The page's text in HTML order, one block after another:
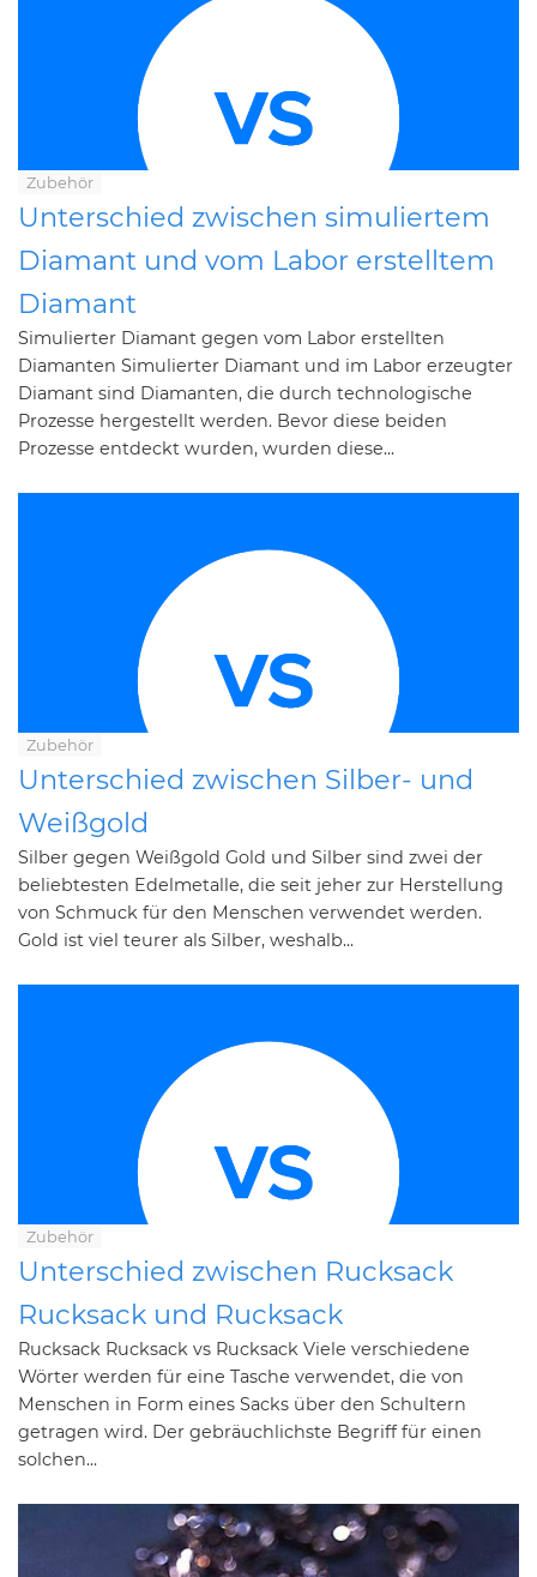
Zubehör
Unterschied zwischen simuliertem
Diamant und vom Labor erstelltem
Diamant
Simulierter Diamant gegen vom Labor erstellten
Diamanten Simulierter Diamant und im Labor erzeugter
Diamant sind Diamanten, die durch technologische
Prozesse hergestellt werden. Bevor diese beiden
Prozesse entdeckt wurden, wurden diese...
Zubehör
Unterschied zwischen Silber- und
Weißgold
Silber gegen Weißgold Gold und Silber sind zwei der
beliebtesten Edelmetalle, die seit jeher zur Herstellung
von Schmuck für den Menschen verwendet werden.
Gold ist viel teurer als Silber, weshalb...
Zubehör
Unterschied zwischen Rucksack
Rucksack und Rucksack
Rucksack Rucksack vs Rucksack Viele verschiedene
Wörter werden für eine Tasche verwendet, die von
Menschen in Form eines Sacks über den Schultern
getragen wird. Der gebräuchlichste Begriff für einen
solchen...